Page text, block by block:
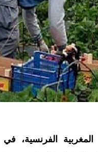
المغربية الفرنسية، في